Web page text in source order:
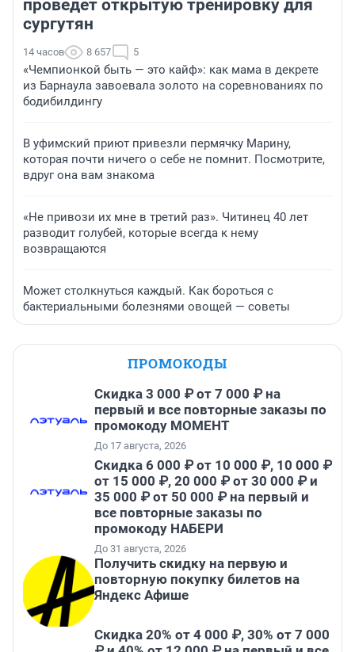
проведет открытую тренировку для
сургутян
14 часов 8 657 5
«Чемпионкой быть — это кайф»: как мама в декрете
из Барнаула завоевала золото на соревнованиях по
бодибилдингу
В уфимский приют привезли пермячку Марину,
которая почти ничего о себе не помнит. Посмотрите,
вдруг она вам знакома
«Не привози их мне в третий раз». Читинец 40 лет
разводит голубей, которые всегда к нему
возвращаются
Может столкнуться каждый. Как бороться с
бактериальными болезнями овощей — советы
ПРОМОКОДЫ
Скидка 3 000 ₽ от 7 000 ₽ на
первый и все повторные заказы по
промокоду МОМЕНТ
До 17 августа, 2026
Скидка 6 000 ₽ от 10 000 ₽, 10 000 ₽
от 15 000 ₽, 20 000 ₽ от 30 000 ₽ и
35 000 ₽ от 50 000 ₽ на первый и
все повторные заказы по
промокоду НАБЕРИ
До 31 августа, 2026
Получить скидку на первую и
повторную покупку билетов на
Яндекс Афише
Скидка 20% от 4 000 ₽, 30% от 7 000